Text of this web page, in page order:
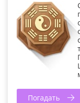
Погадать